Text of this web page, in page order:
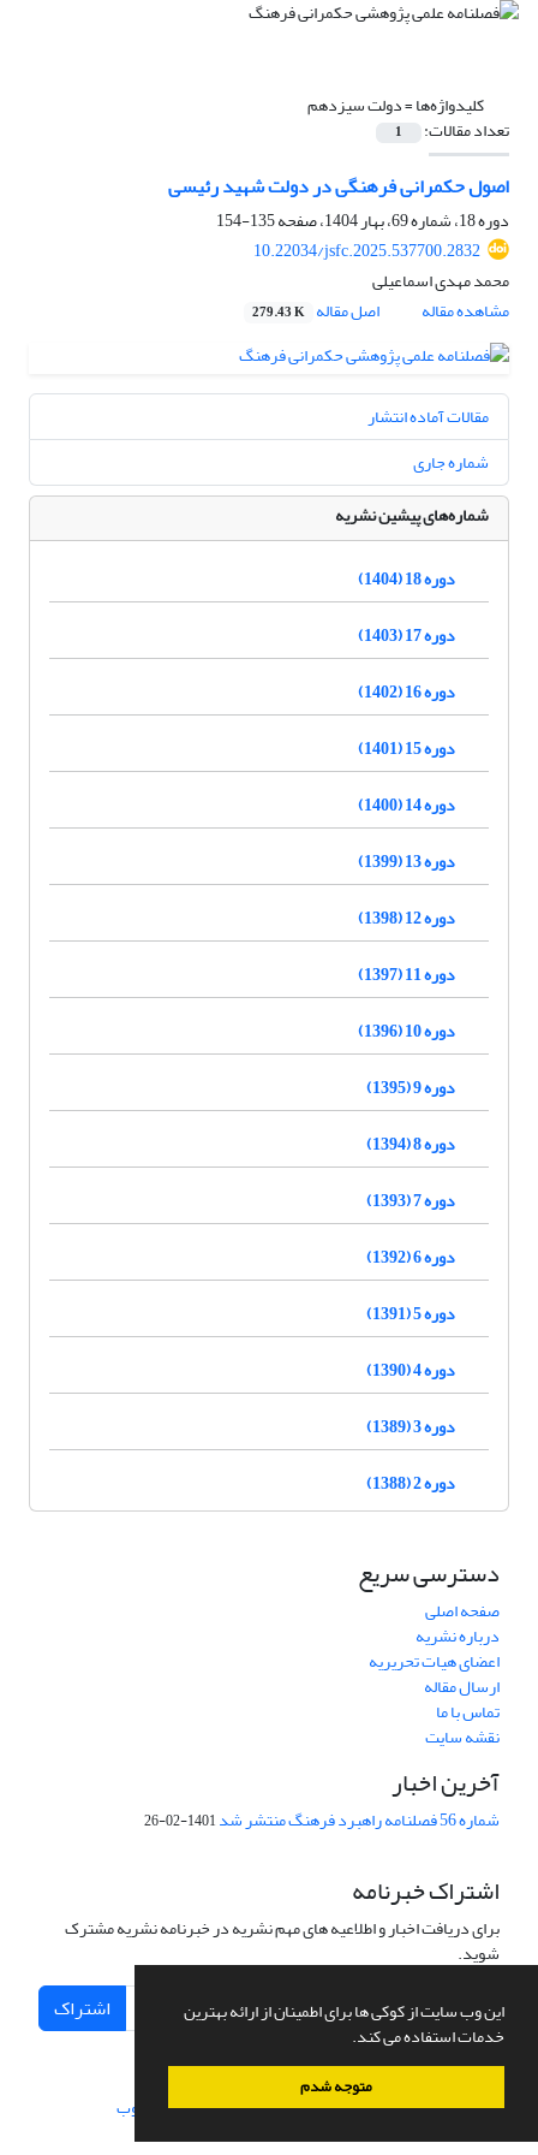
این وب سایت از کوکی ها برای اطمینان از ارائه بهترین
خدمات استفاده می کند.
متوجه شدم
کلیدواژه‌ها =دولت سیزدهم
تعداد مقالات: 1
اصول حکمرانی فرهنگی در دولت شهید رئیسی
دوره 18، شماره 69، بهار 1404، صفحه
135-154
10.22034/jsfc.2025.537700.2832
محمد مهدی اسماعیلی
مشاهده مقاله
اصل مقاله 279.43 K
مقالات آماده انتشار
شماره جاری
شماره‌های پیشین نشریه
دوره 18 (1404)
دوره 17 (1403)
دوره 16 (1402)
دوره 15 (1401)
دوره 14 (1400)
دوره 13 (1399)
دوره 12 (1398)
دوره 11 (1397)
دوره 10 (1396)
دوره 9 (1395)
دوره 8 (1394)
دوره 7 (1393)
دوره 6 (1392)
دوره 5 (1391)
دوره 4 (1390)
دوره 3 (1389)
دوره 2 (1388)
دسترسی سریع
صفحه اصلی
درباره نشریه
اعضای هیات تحریریه
ارسال مقاله
تماس با ما
نقشه سایت
آخرین اخبار
شماره 56 فصلنامه راهبرد فرهنگ منتشر شد 1401-02-26
اشتراک خبرنامه
برای دریافت اخبار و اطلاعیه های مهم نشریه در خبرنامه نشریه مشترک
شوید.
اشتراک
سامانه مدیریت نشریات علمی.طراحی و پیاده سازی از سیناوب